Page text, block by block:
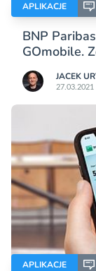
APLIKACJE
BNP
GOmobile.
JACEK
27.03.2021
APLIKACJE